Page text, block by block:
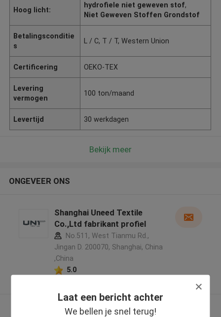
Laat een bericht achter
We bellen je snel terug!
Hoog licht:
hydrofiele niet geweven stof,
Niet Geweven Stoffen Grondstof
Betalingsconditie
s
L / C, T / T, Western Union
Certificering OEKO-TEX
Levering
vermogen
100 ton/maand
Levertijd 30 werkdagen
Bekijk meer
ONGEVEER ONS
Shanghai Uneed Textile
Co.,Ltd fabrikant profiel
No.511, West Tianmu Rd.,
Jingan D. 200070, Shanghai, China
,China
5.0
Bekijk meer